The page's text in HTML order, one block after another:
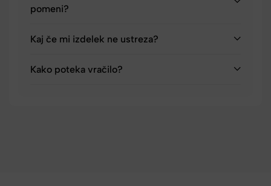
pomeni?
Kaj če mi izdelek ne ustreza?
Kako poteka vračilo?